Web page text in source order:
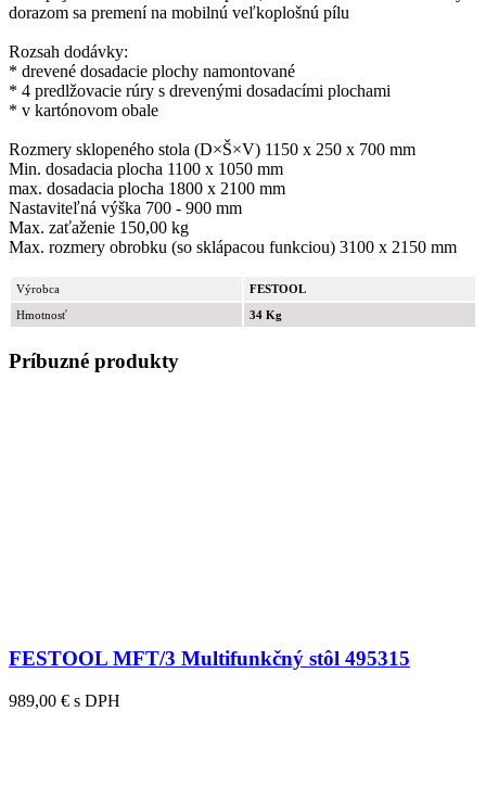
dorazom sa premení na mobilnú veľkoplošnú pílu
Rozsah dodávky:
* drevené dosadacie plochy namontované
* 4 predlžovacie rúry s drevenými dosadacími plochami
* v kartónovom obale
Rozmery sklopeného stola (D×Š×V) 1150 x 250 x 700 mm
Min. dosadacia plocha 1100 x 1050 mm
max. dosadacia plocha 1800 x 2100 mm
Nastaviteľná výška 700 - 900 mm
Max. zaťaženie 150,00 kg
Max. rozmery obrobku (so sklápacou funkciou) 3100 x 2150 mm
Výrobca
FESTOOL
Hmotnosť
34 Kg
Príbuzné produkty
FESTOOL MFT/3 Multifunkčný stôl 495315
989,00 € s DPH